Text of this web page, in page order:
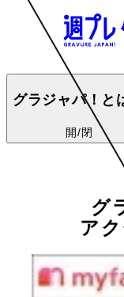
グラジャパ！と
開/閉
グ
ア